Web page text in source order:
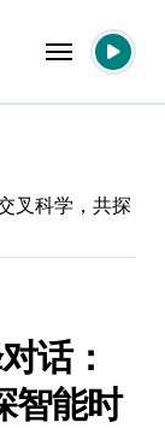
叉科学，共探
话：
智能时